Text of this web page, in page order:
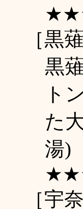
［黒
黒
ト
た
湯)
［宇